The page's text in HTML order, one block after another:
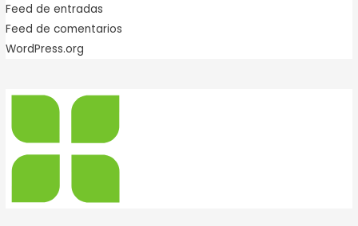
Feed de entradas
Feed de comentarios
WordPress.org